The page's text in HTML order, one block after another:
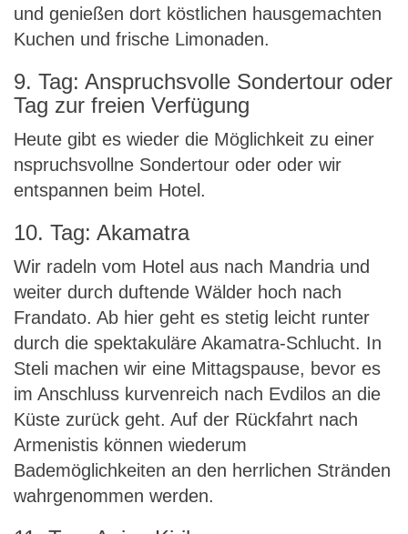
und genießen dort köstlichen hausgemachten
Kuchen und frische Limonaden.
9. Tag: Anspruchsvolle Sondertour oder
Tag zur freien Verfügung
Heute gibt es wieder die Möglichkeit zu einer
nspruchsvollne Sondertour oder oder wir
entspannen beim Hotel.
10. Tag: Akamatra
Wir radeln vom Hotel aus nach Mandria und
weiter durch duftende Wälder hoch nach
Frandato. Ab hier geht es stetig leicht runter
durch die spektakuläre Akamatra-Schlucht. In
Steli machen wir eine Mittagspause, bevor es
im Anschluss kurvenreich nach Evdilos an die
Küste zurück geht. Auf der Rückfahrt nach
Armenistis können wiederum
Bademöglichkeiten an den herrlichen Stränden
wahrgenommen werden.